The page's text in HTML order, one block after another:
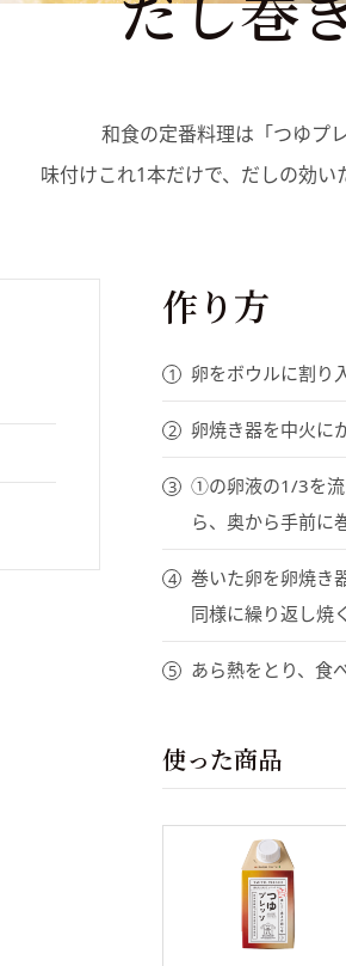
和食の定番料理は「つゆプ
味付けこれ1本だけで、だしの効い
作り方
卵をボウルに割り
卵焼き器を中火に
①の卵液の1/3を流
ら、奥から手前に
巻いた卵を卵焼き
同様に繰り返し焼
あら熱をとり、食
使った商品